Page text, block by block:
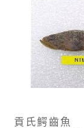
貢氏鰐齒魚